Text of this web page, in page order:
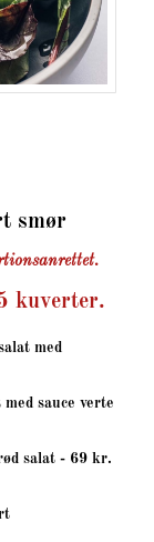
smør
kuverter.
med
sauce verte
salat - 69 kr.